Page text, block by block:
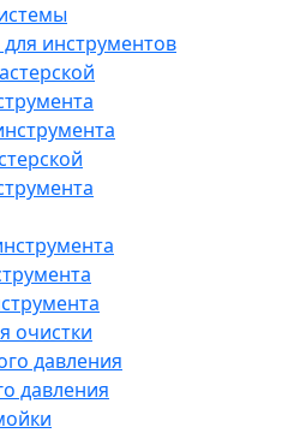
инструментов
очистки
давления
давления